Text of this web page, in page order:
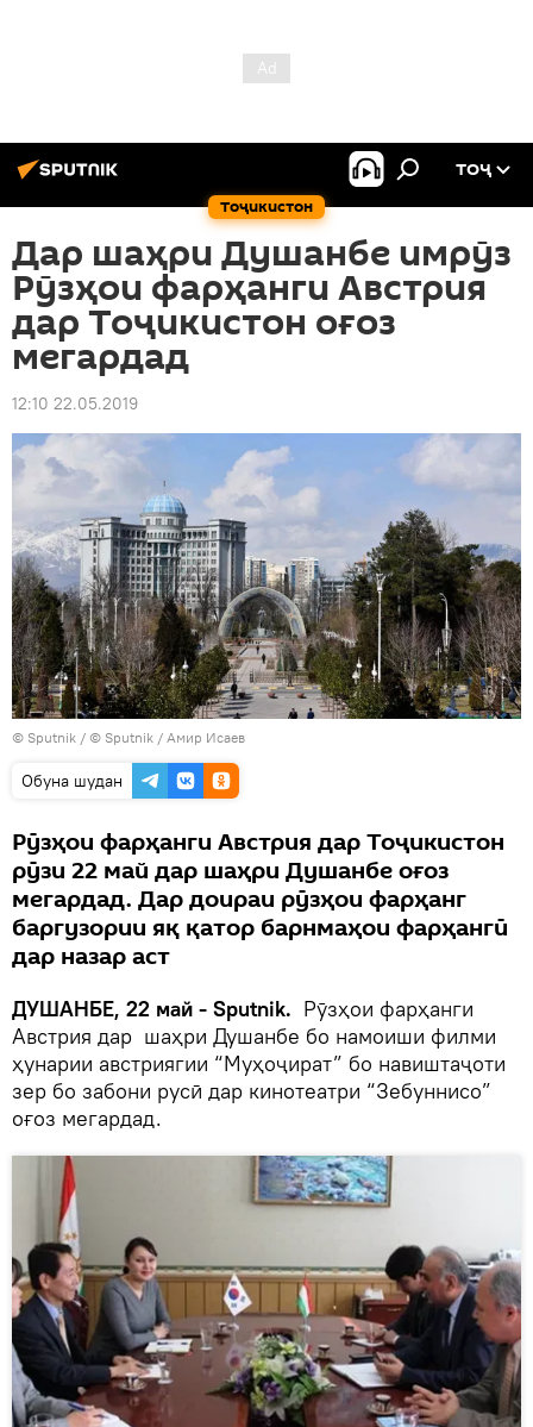
Тоҷикистон
ТОҶ
Дар шаҳри Душанбе имрӯз
Рӯзҳои фарҳанги Австрия
дар Тоҷикистон оғоз
мегардад
12:10 22.05.2019
© Sputnik / © Sputnik / Амир Исаев
Обуна шудан
Рӯзҳои фарҳанги Австрия дар Тоҷикистон
рӯзи 22 май дар шаҳри Душанбе оғоз
мегардад. Дар доираи рӯзҳои фарҳанг
баргузории яқ қатор барнмаҳои фарҳангӣ
дар назар аст
ДУШАНБЕ, 22 май - Sputnik. Рӯзҳои фарҳанги
Австрия дар шаҳри Душанбе бо намоиши филми
ҳунарии австриягии “Муҳоҷират” бо навиштаҷоти
зер бо забони русӣ дар кинотеатри “Зебуннисо”
оғоз мегардад.